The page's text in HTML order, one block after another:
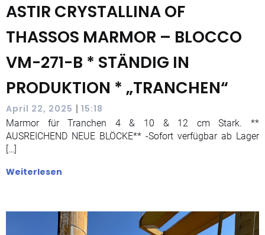
ASTIR CRYSTALLINA OF
THASSOS MARMOR – BLOCCO
VM-271-B * STÄNDIG IN
PRODUKTION * „TRANCHEN“
April 22, 2025 | 15:18
Marmor für Tranchen 4 & 10 & 12 cm Stark. **
AUSREICHEND NEUE BLÖCKE** -Sofort verfügbar ab Lager
[…]
Weiterlesen